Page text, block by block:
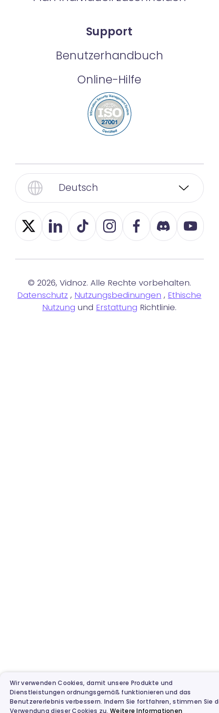
Support
Benutzerhandbuch
Online-Hilfe
Deutsch
© 2026, Vidnoz. Alle Rechte vorbehalten.
Datenschutz , Nutzungsbedinungen , Ethische
Nutzung und Erstattung Richtlinie.
Wir verwenden Cookies, damit unsere Produkte und
Dienstleistungen ordnungsgemäß funktionieren und das
Benutzererlebnis verbessern. Indem Sie fortfahren, stimmen Sie
Verwendung dieser Cookies zu.Weitere Informationen